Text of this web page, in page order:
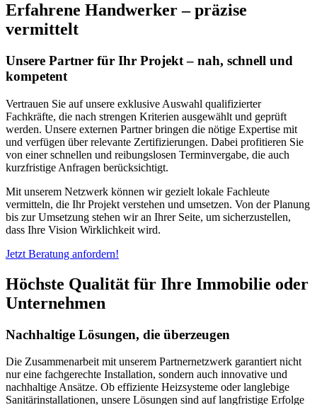
Erfahrene Handwerker – präzise
vermittelt
Unsere Partner für Ihr Projekt – nah, schnell und
kompetent
Vertrauen Sie auf unsere exklusive Auswahl qualifizierter
Fachkräfte, die nach strengen Kriterien ausgewählt und geprüft
werden. Unsere externen Partner bringen die nötige Expertise mit
und verfügen über relevante Zertifizierungen. Dabei profitieren Sie
von einer schnellen und reibungslosen Terminvergabe, die auch
kurzfristige Anfragen berücksichtigt.
Mit unserem Netzwerk können wir gezielt lokale Fachleute
vermitteln, die Ihr Projekt verstehen und umsetzen. Von der Planung
bis zur Umsetzung stehen wir an Ihrer Seite, um sicherzustellen,
dass Ihre Vision Wirklichkeit wird.
Jetzt Beratung anfordern!
Höchste Qualität für Ihre Immobilie oder
Unternehmen
Nachhaltige Lösungen, die überzeugen
Die Zusammenarbeit mit unserem Partnernetzwerk garantiert nicht
nur eine fachgerechte Installation, sondern auch innovative und
nachhaltige Ansätze. Ob effiziente Heizsysteme oder langlebige
Sanitärinstallationen, unsere Lösungen sind auf langfristige Erfolge